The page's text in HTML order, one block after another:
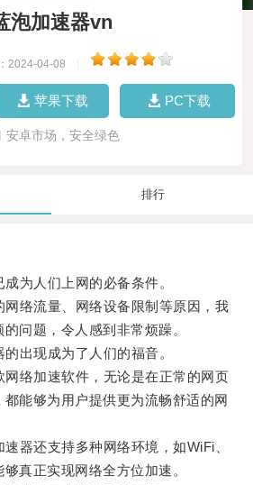
泡加速器vn
2024-04-08
苹果下载 PC下载
安卓市场，安全绿色
排行
人们上网的必备条件。
络流量、网络设备限制等原因，我
问题，令人感到非常烦躁。
现成为了人们的福音。
络加速软件，无论是在正常的网页
能够为用户提供更为流畅舒适的网
还支持多种网络环境，如WiFi、
真正实现网络全方位加速。